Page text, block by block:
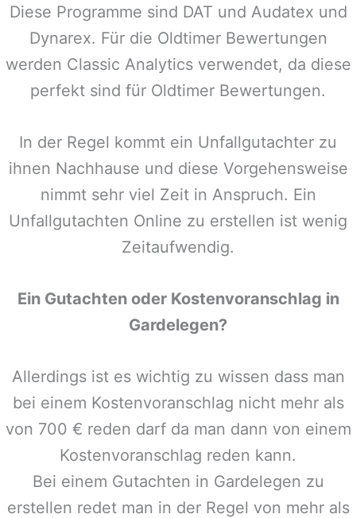
Diese Programme sind DAT und Audatex und
Dynarex. Für die Oldtimer Bewertungen
werden Classic Analytics verwendet, da diese
perfekt sind für Oldtimer Bewertungen.
In der Regel kommt ein Unfallgutachter zu
ihnen Nachhause und diese Vorgehensweise
nimmt sehr viel Zeit in Anspruch. Ein
Unfallgutachten Online zu erstellen ist wenig
Zeitaufwendig.
Ein Gutachten oder Kostenvoranschlag in
Gardelegen?
Allerdings ist es wichtig zu wissen dass man
bei einem Kostenvoranschlag nicht mehr als
von 700 € reden darf da man dann von einem
Kostenvoranschlag reden kann.
Bei einem Gutachten in Gardelegen zu
erstellen redet man in der Regel von mehr als